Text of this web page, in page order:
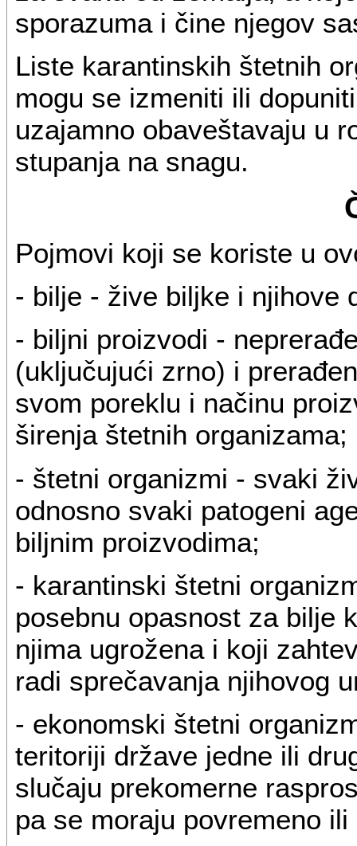
sporazuma i čine njegov
Liste karantinskih štetnih
mogu se izmeniti ili
uzajamno obaveštavaju u
stupanja na snagu.
Pojmovi koji se koriste u
- bilje - žive biljke i njihove
- biljni proizvodi -
(uključujući zrno) i
svom poreklu i načinu
širenja štetnih organizama;
- štetni organizmi - svaki
odnosno svaki patogeni
biljnim proizvodima;
- karantinski štetni
posebnu opasnost za bilje
njima ugrožena i koji
radi sprečavanja njihovog
- ekonomski štetni
teritoriji države jedne ili
slučaju prekomerne
pa se moraju povremeno